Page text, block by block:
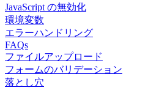
JavaScript の無効化
環境変数
エラーハンドリング
FAQs
ファイルアップロード
フォームのバリデーション
落とし穴